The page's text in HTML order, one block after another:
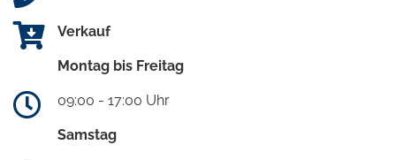
Verkauf
Montag bis Freitag
09:00 - 17:00 Uhr
Samstag